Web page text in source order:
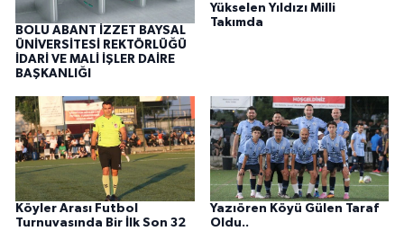
BOLU ABANT İZZET BAYSAL
ÜNİVERSİTESİ REKTÖRLÜĞÜ
İDARİ VE MALİ İŞLER DAİRE
BAŞKANLIĞI
Yükselen Yıldızı Milli
Takımda
Köyler Arası Futbol
Turnuvasında Bir İlk Son 32
Yazıören Köyü Gülen Taraf
Oldu..